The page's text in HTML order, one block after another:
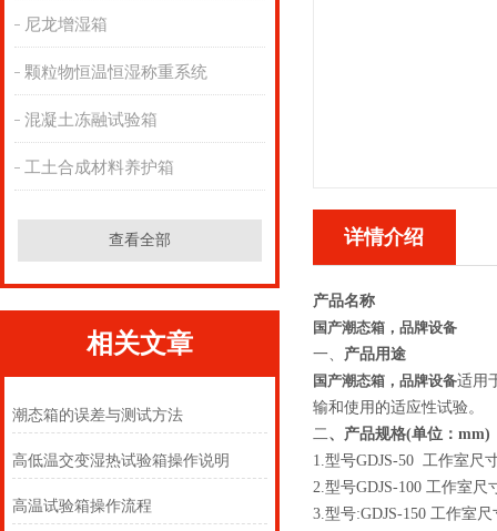
尼龙增湿箱
颗粒物恒温恒湿称重系统
混凝土冻融试验箱
工土合成材料养护箱
查看全部
相关文章
潮态箱的误差与测试方法
高低温交变湿热试验箱操作说明
高温试验箱操作流程
详情介绍
产品名称
国产潮态箱，品牌设备
一、 产品用途
国产潮态箱，品牌设备适用
输和使用的适应性试验。
二、产品规格(单位：mm)
1.型号GDJS-50 工作室尺
2.型号GDJS-100 工作室尺
3.型号:GDJS-150 工作室